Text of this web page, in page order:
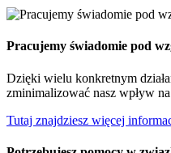
Pracujemy świadomie pod
Dzięki wielu konkretnym
zminimalizować nasz wpływ
Tutaj znajdziesz więcej